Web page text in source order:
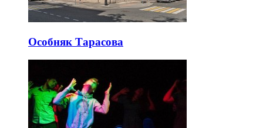
Особняк Тарасова